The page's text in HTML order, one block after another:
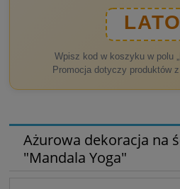
Wpisz kod w koszyku w polu
Promocja dotyczy produktów
Ażurowa dekoracja na
"Mandala Yoga"